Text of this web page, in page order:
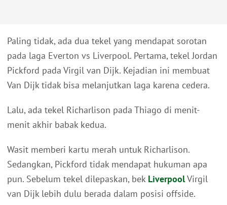
Paling tidak, ada dua tekel yang mendapat sorotan
pada laga Everton vs Liverpool. Pertama, tekel Jordan
Pickford pada Virgil van Dijk. Kejadian ini membuat
Van Dijk tidak bisa melanjutkan laga karena cedera.
Lalu, ada tekel Richarlison pada Thiago di menit-
menit akhir babak kedua.
Wasit memberi kartu merah untuk Richarlison.
Sedangkan, Pickford tidak mendapat hukuman apa
pun. Sebelum tekel dilepaskan, bek LiverpoolVirgil
van Dijk lebih dulu berada dalam posisi offside.